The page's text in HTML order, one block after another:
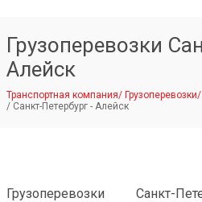
Грузоперевозки
Алейск
Транспортная компания/ Грузоперевозки/
/ Санкт-Петербург - Алейск
Грузоперевозки Санкт-